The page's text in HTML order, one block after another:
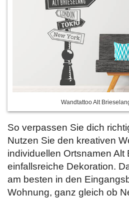
Wandtattoo Alt
So verpassen Sie dich
Nutzen Sie den kreativen
individuellen Ortsnamen Alt
einfallsreiche Dekoration.
am besten in den
Wohnung, ganz gleich ob